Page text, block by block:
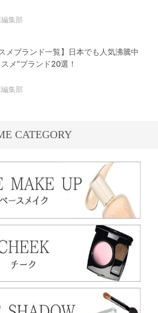
集部
メブランド一覧】日本でも人気沸騰中
メ”ブランド20選！
集部
CATEGORY